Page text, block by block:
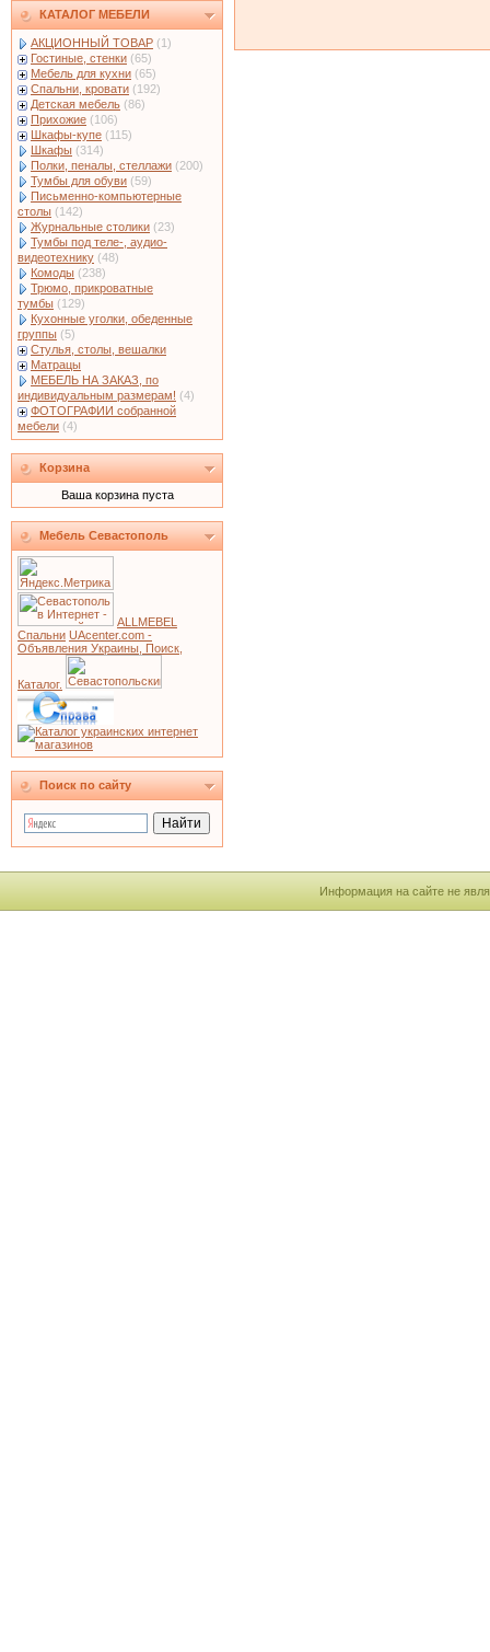
КАТАЛОГ МЕБЕЛИ
АКЦИОННЫЙ ТОВАР (1)
Гостиные, стенки (65)
Мебель для кухни (65)
Спальни, кровати (192)
Детская мебель (86)
Прихожие (106)
Шкафы-купе (115)
Шкафы (314)
Полки, пеналы, стеллажи (200)
Тумбы для обуви (59)
Письменно-компьютерные
столы (142)
Журнальные столики (23)
Тумбы под теле-, аудио-
видеотехнику (48)
Комоды (238)
Трюмо, прикроватные
тумбы (129)
Кухонные уголки, обеденные
группы (5)
Стулья, столы, вешалки
Матрацы
МЕБЕЛЬ НА ЗАКАЗ, по
индивидуальным размерам! (4)
ФОТОГРАФИИ собранной
мебели (4)
Корзина
Ваша корзина пуста
Мебель Севастополь
ALLMEBEL
Спальни UAcenter.com -
Объявления Украины, Поиск,
Каталог.
Поиск по сайту
Информация на сайте не